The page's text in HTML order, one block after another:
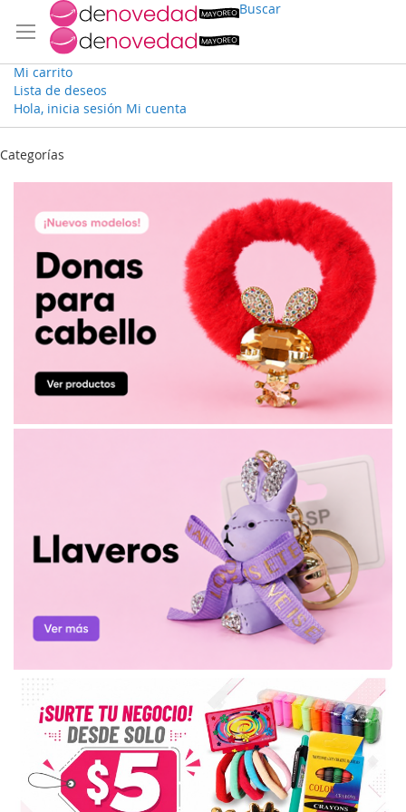
Buscar
Mi carrito
Lista de deseos
Hola, inicia sesión Mi cuenta
Ir
contenido
Categorías